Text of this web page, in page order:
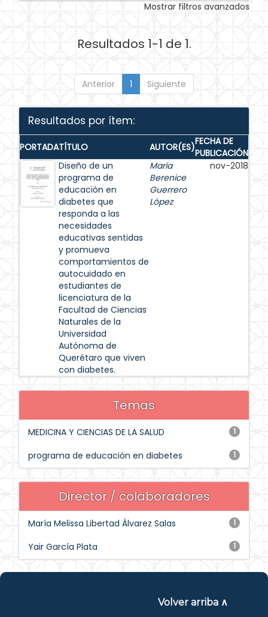
Mostrar filtros avanzados
Resultados 1-1 de 1.
Anterior 1 Siguiente
Resultados por ítem:
PORTADATÍTULO AUTOR(ES)FECHA DE
PUBLICACIÓN
Diseño de un
programa de
educación en
diabetes que
responda a las
necesidades
educativas sentidas
y promueva
comportamientos de
autocuidado en
estudiantes de
licenciatura de la
Facultad de Ciencias
Naturales de la
Universidad
Autónoma de
Querétaro que viven
con diabetes.
María
Berenice
Guerrero
López
nov-2018
Temas
1
MEDICINA Y CIENCIAS DE LA SALUD
1
programa de educación en diabetes
Director / colaboradores
1
María Melissa Libertad Álvarez Salas
1
Yair García Plata
Volver arriba ∧